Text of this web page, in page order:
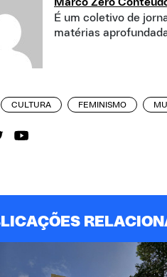
É um coletivo de
matérias
CULTURA FEMINISMO